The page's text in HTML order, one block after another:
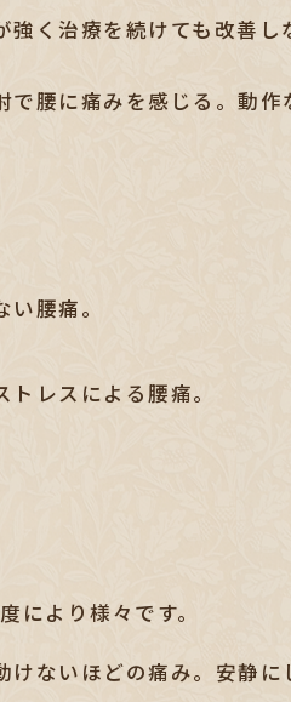
く治療を続けても改善し
腰に痛みを感じる。動作
腰痛。
レスによる腰痛。
により様々です。
ないほどの痛み。安静に